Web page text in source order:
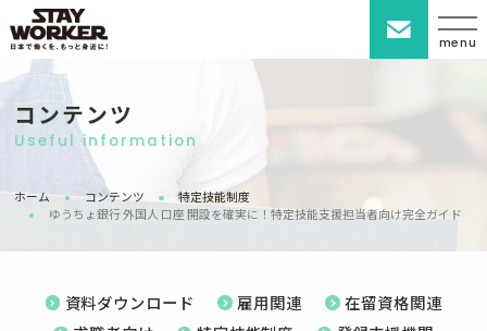
menu
コンテンツ
Useful information
ホーム コンテンツ
特定技能制度
ゆうちょ銀行 外国人 口座 開設を確実に！特定技能支援担当者向け完全ガイド
資料ダウンロード 雇用関連
在留資格関連